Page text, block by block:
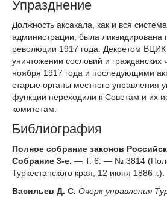
Упразднение
Должность аксакала, как и вся
администрации, была ликвидирована
революции 1917 года. Декретом
уничтожении сословий и гражданских
ноября 1917 года и последующими
старые органы местного управления
функции переходили к Советам и их
комитетам.
Библиография
Полное собрание законов
Собрание 3-е. — Т. 6. — № 3814
Туркестанского края, 12 июня 1886 г.).
Васильев Д. С. Очерк управления